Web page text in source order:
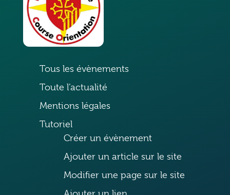
Tous les évènements
Toute l’actualité
Mentions légales
Tutoriel
Créer un évènement
Ajouter un article sur le site
Modifier une page sur le site